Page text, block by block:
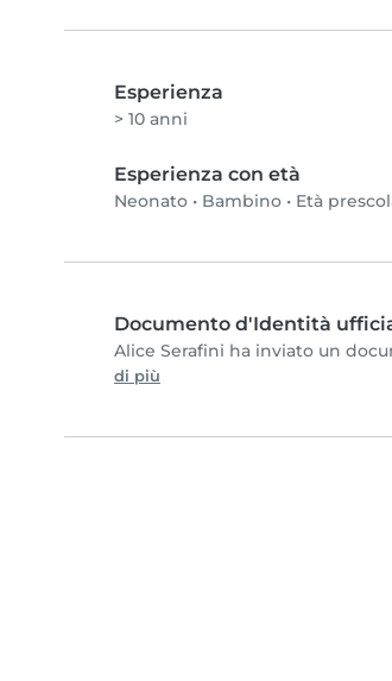
Esperienza
> 10 anni
Esperienza con età
Neonato • Bambino • Età
Documento d'Identità
Alice Serafini ha inviato un
di più